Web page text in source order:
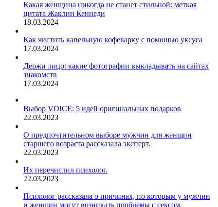
Какая женщина никогда не станет стильной: меткая
цитата Жаклин Кеннеди
18.03.2024
Как чистить капельную кофеварку с помощью уксуса
17.03.2024
Держи лицо: какие фотографии выкладывать на сайтах
знакомств
17.03.2024
Выбор VOICE: 5 идей оригинальных подарков
22.03.2023
О предпочтительном выборе мужчин для женщин
старшего возраста рассказала эксперт.
22.03.2023
Их перечислил психолог.
22.03.2023
Психолог рассказала о причинах, по которым у мужчин
и женщин могут возникать проблемы с сексом.